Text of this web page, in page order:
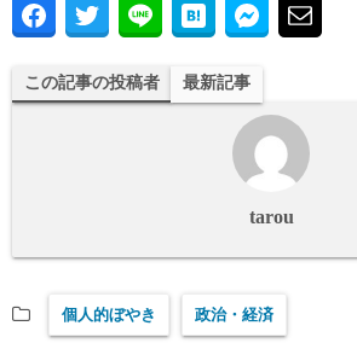
この記事の投稿者 最新記事
tarou
個人的ぼやき 政治・経済